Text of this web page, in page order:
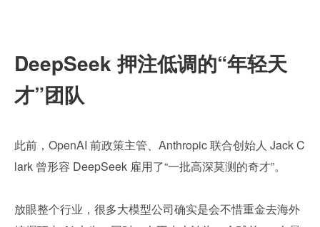
DeepSeek 押注低调的“年轻天
才”团队
此前，OpenAI 前政策主管、Anthropic 联合创始人 Jack C
lark 曾形容 DeepSeek 雇用了“一批高深莫测的奇才”。
放眼整个行业，很多大模型公司确实是会不惜重金去海外